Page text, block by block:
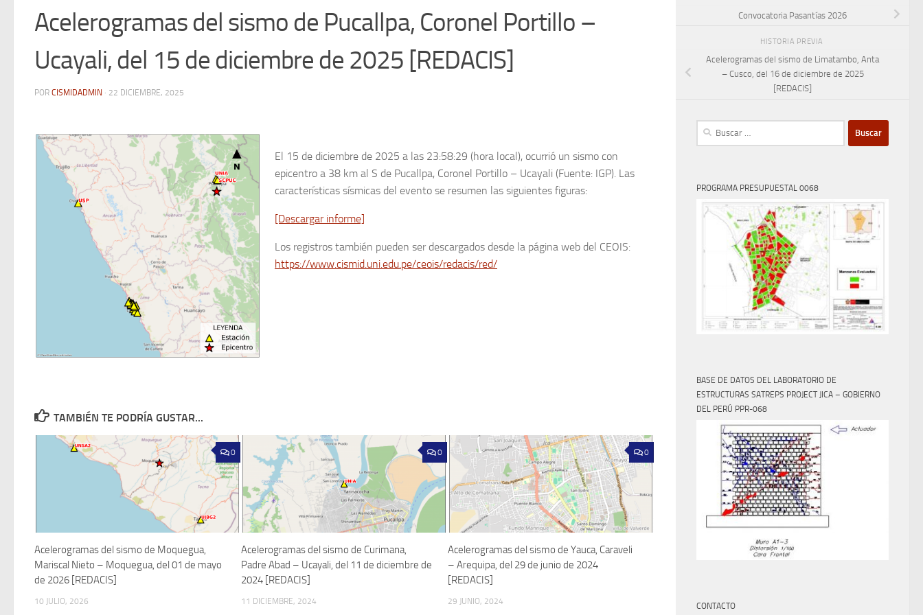
Acelerogramas del sismo de Pucallpa, Coronel Portillo –
Ucayali, del 15 de diciembre de 2025 [REDACIS]
POR CISMIDADMIN · 22 DICIEMBRE, 2025
El 15 de diciembre de 2025 a las 23:58:29 (hora local), ocurrió un sismo con
epicentro a 38 km al S de Pucallpa, Coronel Portillo – Ucayali (Fuente: IGP). Las
características sísmicas del evento se resumen las siguientes figuras:
[Descargar informe]
Los registros también pueden ser descargados desde la página web del CEOIS:
https://www.cismid.uni.edu.pe/ceois/redacis/red/
TAMBIÉN TE PODRÍA GUSTAR...
0
Acelerogramas del sismo de Moquegua,
Mariscal Nieto – Moquegua, del 01 de mayo
de 2026 [REDACIS]
10 JULIO, 2026
0
Acelerogramas del sismo de Curimana,
Padre Abad – Ucayali, del 11 de diciembre de
2024 [REDACIS]
11 DICIEMBRE, 2024
0
Acelerogramas del sismo de Yauca, Caraveli
– Arequipa, del 29 de junio de 2024
[REDACIS]
29 JUNIO, 2024
Convocatoria Pasantías 2026
HISTORIA PREVIA
Acelerogramas del sismo de Limatambo, Anta
– Cusco, del 16 de diciembre de 2025
[REDACIS]
Buscar:
PROGRAMA PRESUPUESTAL 0068
BASE DE DATOS DEL LABORATORIO DE
ESTRUCTURAS SATREPS PROJECT JICA – GOBIERNO
DEL PERÚ PPR-068
CONTACTO